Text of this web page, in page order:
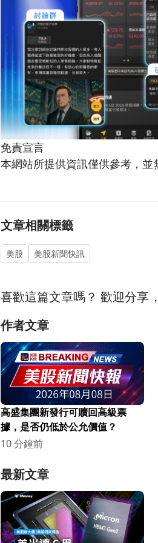
免責宣言
本網站所提供資訊僅供參考，
文章相關標籤
美股 美股新聞快訊
喜歡這篇文章嗎？歡迎分享
作者文章
高盛集團新發行可贖回高級票
據，是否仍低於公允價值？
10 分鐘前
最新文章